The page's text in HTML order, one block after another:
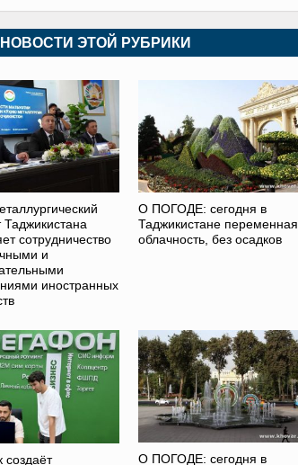
ЭТОЙ РУБРИКИ
Таджикистана
сотрудничество
и
иностранных
О ПОГОДЕ: сегодня в
Таджикистане переменная
облачность, без осадков
создаёт
О ПОГОДЕ: сегодня в